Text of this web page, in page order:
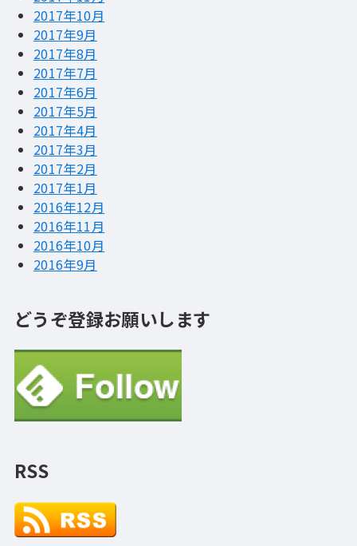
2017年10月
2017年9月
2017年8月
2017年7月
2017年6月
2017年5月
2017年4月
2017年3月
2017年2月
2017年1月
2016年12月
2016年11月
2016年10月
2016年9月
どうぞ登録お願いします
RSS